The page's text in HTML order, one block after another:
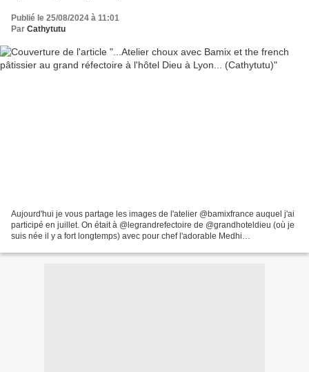
Publié le 25/08/2024 à 11:01
Par Cathytutu
Aujourd'hui je vous partage les images de l'atelier @bamixfrance auquel j'ai
participé en juillet. On était à @legrandrefectoire de @grandhoteldieu (où je
suis née il y a fort longtemps) avec pour chef l'adorable Medhi